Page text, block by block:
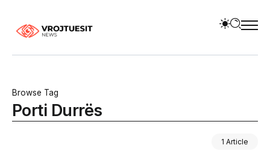
Browse Tag
Porti Durrës
1 Article